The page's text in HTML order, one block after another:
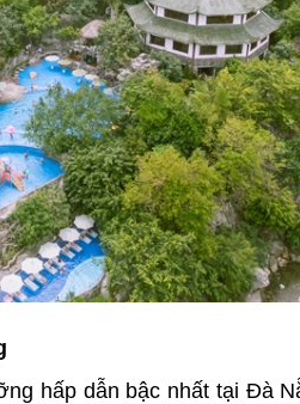
hấp dẫn bậc nhất tại Đà